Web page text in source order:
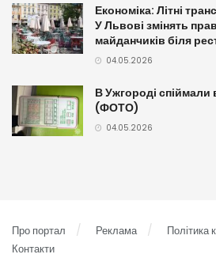
Економіка: Літні
У Львові змінять
майданчиків біля
04.05.2026
В Ужгороді спіймали
(ФОТО)
04.05.2026
Про портал Реклама
Політика
Контакти